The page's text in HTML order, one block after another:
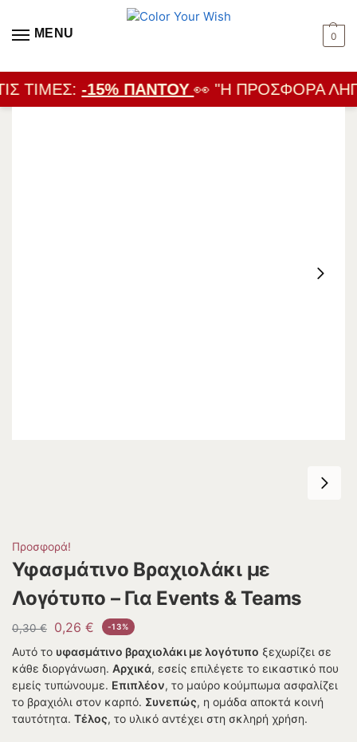
MENU 0
ΤΙΜΈΣ:-15% ΠΑΝΤΟΎ👀 "Η ΠΡΟΣΦΟΡΆ
Προσφορά!
Υφασμάτινο Βραχιολάκι με
Λογότυπο – Για Events & Teams
0,30€ 0,26 € -13%
Αυτό το υφασμάτινο βραχιολάκι με λογότυπο ξεχωρίζει σε
κάθε διοργάνωση. Αρχικά, εσείς επιλέγετε το εικαστικό που
εμείς τυπώνουμε. Επιπλέον, το μαύρο κούμπωμα ασφαλίζει
το βραχιόλι στον καρπό. Συνεπώς, η ομάδα αποκτά κοινή
ταυτότητα. Τέλος, το υλικό αντέχει στη σκληρή χρήση.